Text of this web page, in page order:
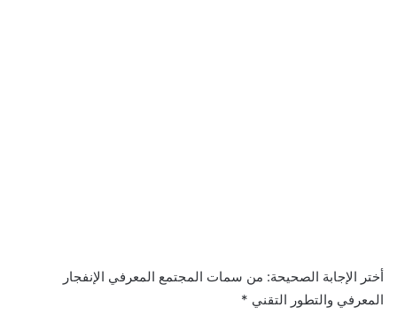
أختر الإجابة الصحيحة: من سمات المجتمع المعرفي الإنفجار
المعرفي والتطور التقني *